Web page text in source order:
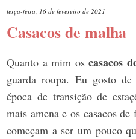
terça-feira, 16 de fevereiro de 2021
Casacos de malha
Quanto a mim os casacos
guarda roupa. Eu gosto de
época de transição de
mais amena e os casacos
começam a ser um pouco